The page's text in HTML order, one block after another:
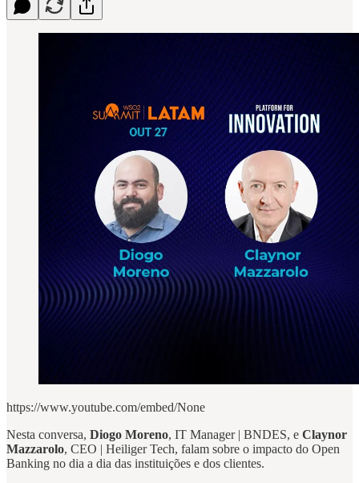
https://www.youtube.com/embed/None
Nesta conversa, Diogo Moreno, IT Manager | BNDES, e Claynor
Mazzarolo, CEO | Heiliger Tech, falam sobre o impacto do Open
Banking no dia a dia das instituições e dos clientes.